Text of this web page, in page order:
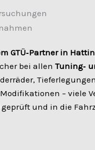
GTÜ‑Partner in
bei allen Tuning‑
– viele
geprüft und in die